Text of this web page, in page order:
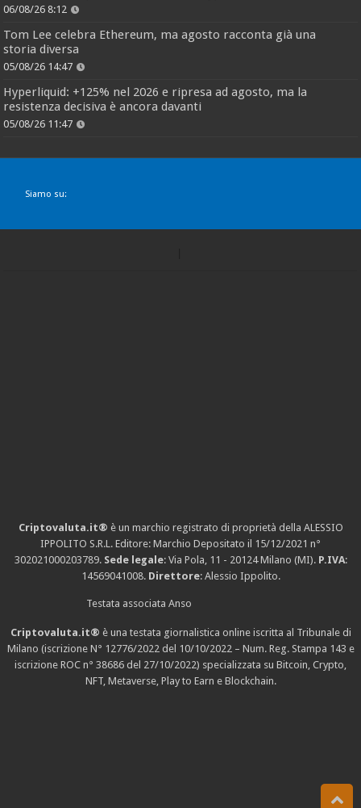
06/08/26 8:12
Tom Lee celebra Ethereum, ma agosto racconta già una
storia diversa
05/08/26 14:47
Hyperliquid: +125% nel 2026 e ripresa ad agosto, ma la
resistenza decisiva è ancora davanti
05/08/26 11:47
Siamo su:
Criptovaluta.it® è un marchio registrato di proprietà della ALESSIO
IPPOLITO S.R.L. Editore: Marchio Depositato il 15/12/2021 n°
302021000203789. Sede legale: Via Pola, 11 - 20124 Milano (MI). P.IVA:
14569041008. Direttore: Alessio Ippolito.
Testata associata Anso
Criptovaluta.it® è una testata giornalistica online iscritta al Tribunale di
Milano (iscrizione N° 12776/2022 del 10/10/2022 – Num. Reg. Stampa 143 e
iscrizione ROC n° 38686 del 27/10/2022) specializzata su Bitcoin, Crypto,
NFT, Metaverse, Play to Earn e Blockchain.